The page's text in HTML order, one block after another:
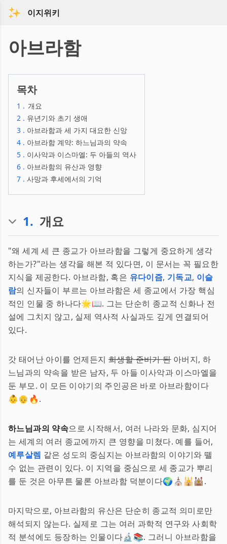
이지위키
아브라함
목차
1 . 개요
2 . 유년기와 초기 생애
3 . 아브라함과 세 가지 대요한 신앙
4 . 아브라함 계약: 하느님과의 약속
5 . 이사악과 이스마엘: 두 아들의 역사
6 . 아브라함의 유산과 영향
7 . 사망과 후세에서의 기억
1. 개요
"왜 세계 세 큰 종교가 아브라함을 그렇게 중요하게 생각
하는가?"라는 생각을 해본 적 있다면, 이 문서는 꼭 필요한
지식을 제공한다. 아브라함, 혹은 유다이즘, 기독교, 이슬
람의 신자들이 부르는 아브라함은 세 종교에서 가장 핵심
적인 인물 중 하나다🌟📖. 그는 단순히 종교적 신화나 전
설에 그치지 않고, 실제 역사적 사실과도 깊게 연결되어
있다.
갓 태어난 아이를 언제든지 희생할 준비가 된아버지, 하
느님과의 약속을 받은 남자, 두 아들 이사악과 이스마엘을
둔 부모. 이 모든 이야기의 주인공은 바로 아브라함이다
👶👴🔥.
하느님과의 약속으로 시작해서, 여러 나라와 문화, 심지어
는 세계의 여러 종교에까지 큰 영향을 미쳤다. 예를 들어,
예루살렘 같은 성도의 중심지는 아브라함의 이야기와 뗄
수 없는 관련이 있다. 이 지역을 중심으로 세 종교가 뿌리
를 둔 것은 아무튼 물론 아브라함 덕분이다🌍⛪🕌🕍.
마지막으로, 아브라함의 유산은 단순히 종교적 의미로만
해석되지 않는다. 실제로 그는 여러 과학적 연구와 사회학
적 분석에도 등장하는 인물이다🔬📚. 그러니 아브라함을